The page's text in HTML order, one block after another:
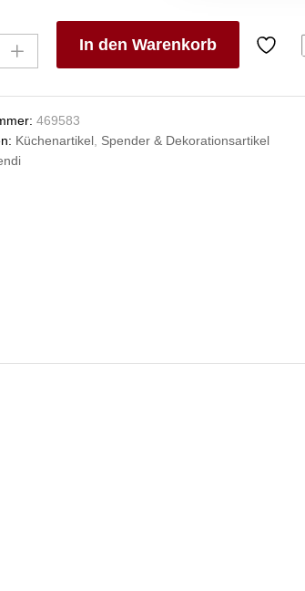
In den Warenkorb
469583
Küchenartikel, Spender & Dekorationsartikel